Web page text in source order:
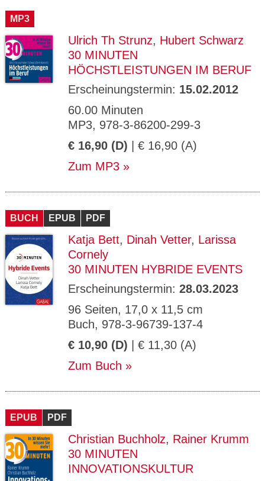
MP3
Ulrich Th Strunz, Hubert Schwarz
30 MINUTEN
HÖCHSTLEISTUNGEN IM BERUF
Erscheinungstermin: 15.02.2012
60.00 Minuten
MP3, 978-3-86200-299-3
€ 16,90 (D) | € 16,90 (A)
Zum MP3
BUCH EPUB PDF
Katja Bett, Dinah Vetter, Larissa
Cornely
30 MINUTEN HYBRIDE EVENTS
Erscheinungstermin: 28.03.2023
96 Seiten, 17,0 x 11,5 cm
Buch, 978-3-96739-137-4
€ 10,90 (D) | € 11,30 (A)
Zum Buch
EPUB PDF
Christian Buchholz, Rainer Krumm
30 MINUTEN
INNOVATIONSKULTUR